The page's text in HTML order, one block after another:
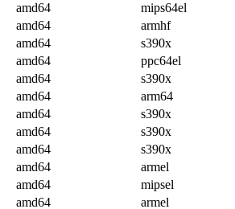
amd64
mips64el
amd64
armhf
amd64
s390x
amd64
ppc64el
amd64
s390x
amd64
arm64
amd64
s390x
amd64
s390x
amd64
s390x
amd64
armel
amd64
mipsel
amd64 armel